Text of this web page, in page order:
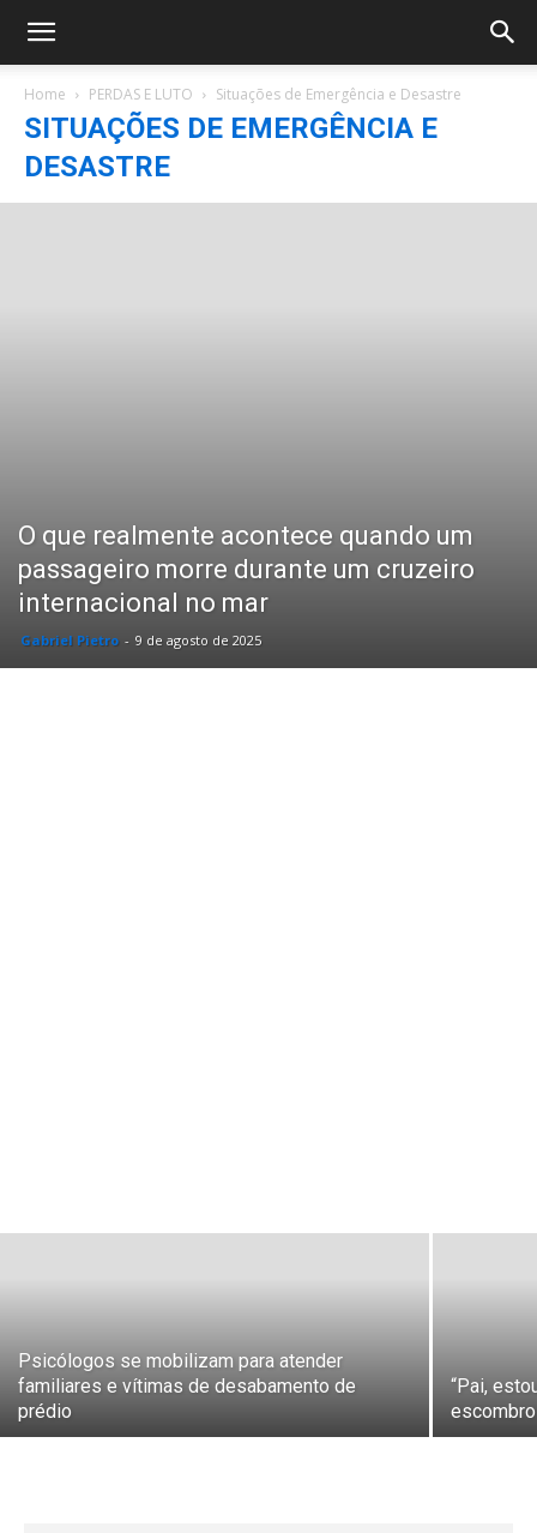
Home PERDAS E LUTO Situações de Emergência e Desastre
SITUAÇÕES DE EMERGÊNCIA E
DESASTRE
O que realmente acontece quando um
passageiro morre durante um cruzeiro
internacional no mar
Gabriel Pietro - 9 de agosto de 2025
Psicólogos se mobilizam para atender
familiares e vítimas de desabamento de
prédio
“Pai,